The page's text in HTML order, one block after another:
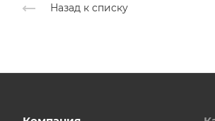
Назад к списку